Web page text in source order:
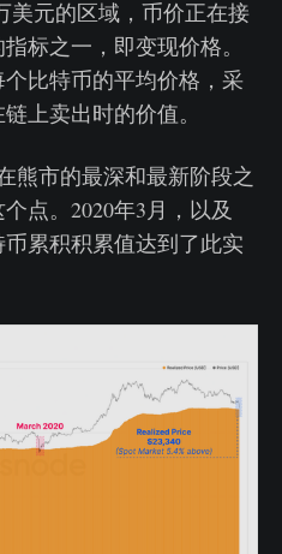
美元的区域，币价正在接
标之一，即变现价格。
比特币的平均价格，采
上卖出时的价值。
熊市的最深和最新阶段之
点。2020年3月，以及
累积积累值达到了此实